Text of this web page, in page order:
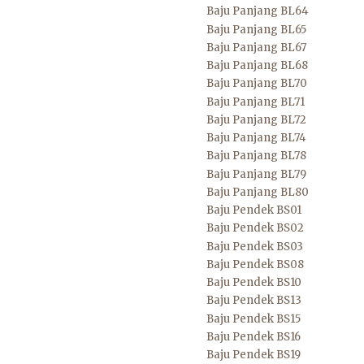
Baju Panjang BL64
Baju Panjang BL65
Baju Panjang BL67
Baju Panjang BL68
Baju Panjang BL70
Baju Panjang BL71
Baju Panjang BL72
Baju Panjang BL74
Baju Panjang BL78
Baju Panjang BL79
Baju Panjang BL80
Baju Pendek BS01
Baju Pendek BS02
Baju Pendek BS03
Baju Pendek BS08
Baju Pendek BS10
Baju Pendek BS13
Baju Pendek BS15
Baju Pendek BS16
Baju Pendek BS19